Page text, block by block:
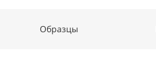
Образцы